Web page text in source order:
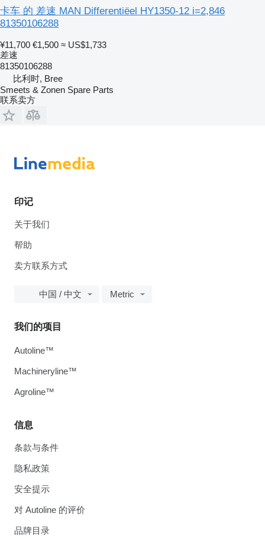
卡车 的 差速 MAN Differentiëel HY1350-12 i=2,846
81350106288
¥11,700 €1,500 ≈ US$1,733
差速
81350106288
比利时, Bree
Smeets & Zonen Spare Parts
联系卖方
印记
关于我们
帮助
卖方联系方式
中国 / 中文 Metric
信息
条款与条件
隐私政策
安全提示
对 Autoline 的评价
品牌目录
我们的项目
Autoline™
Machineryline™
Agroline™